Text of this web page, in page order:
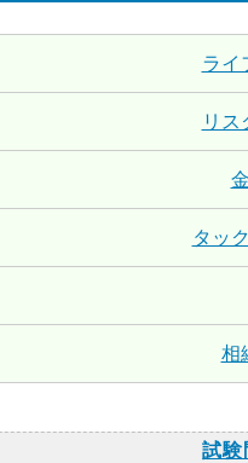
ライ
リス
タッ
相
試験